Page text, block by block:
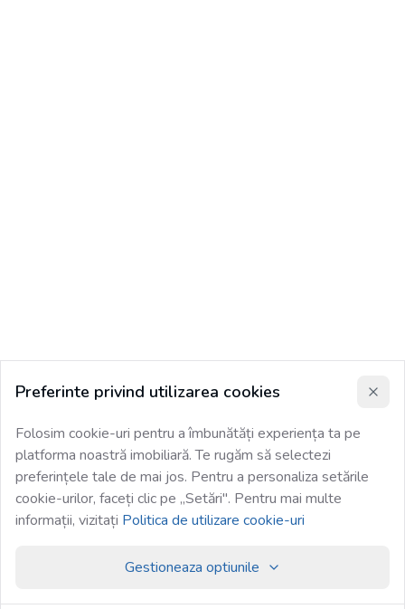
Preferinte privind utilizarea cookies
Folosim cookie-uri pentru a îmbunătăți experiența ta pe
platforma noastră imobiliară. Te rugăm să selectezi
preferințele tale de mai jos. Pentru a personaliza setările
cookie-urilor, faceți clic pe „Setări". Pentru mai multe
informații, vizitați Politica de utilizare cookie-uri
Gestioneaza optiunile